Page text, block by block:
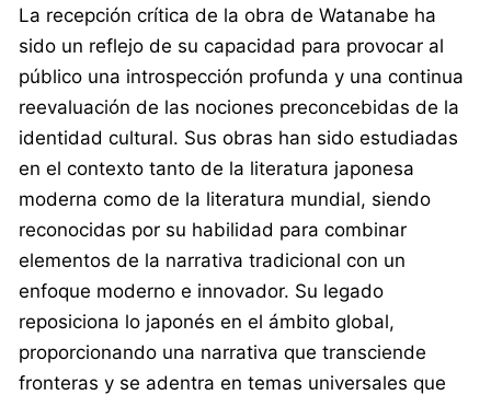
La recepción crítica de la obra de Watanabe ha
sido un reflejo de su capacidad para provocar al
público una introspección profunda y una continua
reevaluación de las nociones preconcebidas de la
identidad cultural. Sus obras han sido estudiadas
en el contexto tanto de la literatura japonesa
moderna como de la literatura mundial, siendo
reconocidas por su habilidad para combinar
elementos de la narrativa tradicional con un
enfoque moderno e innovador. Su legado
reposiciona lo japonés en el ámbito global,
proporcionando una narrativa que transciende
fronteras y se adentra en temas universales que